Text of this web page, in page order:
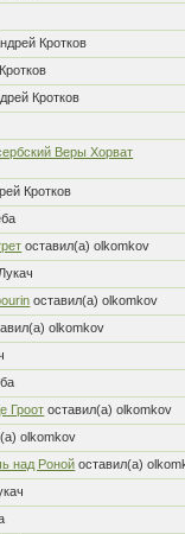
Кротков
Кротков
Веры Хорват
Кротков
оставил(а) olkomkov
оставил(а) olkomkov
olkomkov
Гроот оставил(а) olkomkov
olkomkov
над Роной оставил(а)